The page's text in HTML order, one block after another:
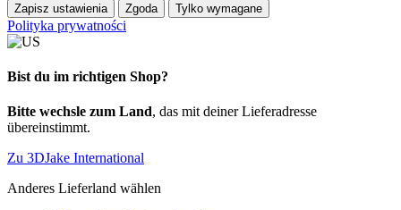
Zapisz ustawienia Zgoda Tylko wymagane
Polityka prywatności
Bist du im richtigen Shop?
Bitte wechsle zum Land, das mit deiner Lieferadresse
übereinstimmt.
Zu 3DJake International
Anderes Lieferland wählen